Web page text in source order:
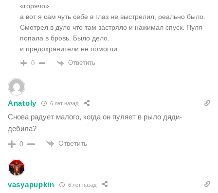
«горячо».
а вот я сам чуть себе в глаз не выстрелил, реально было.
Смотрел в дуло что там застряло и нажимал спуск. Пуля
попала в бровь. Было дело.
и предохранители не помогли.
0 Ответить
Anatoly 6 лет назад
Снова радует малого, когда он пуляет в рыло дяди-
дебила?
0 Ответить
vasyapupkin 6 лет назад